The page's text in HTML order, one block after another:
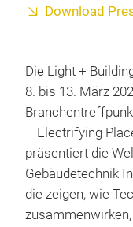
Download
Die Light +
8. bis 13. März
– Electrifying
präsentiert die
Gebäudetechnik
die zeigen, wie